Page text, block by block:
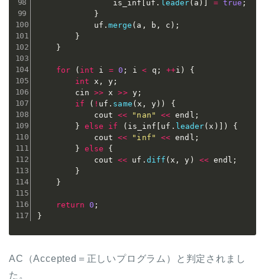
				is_inf
uf . leader( a ) = true ;
}
			uf
. merge ( a , b , c ) ;
}
}
for ( int i = 0 ; i < q ; ++i )
{
int x , y ;
		cin
>> x >> y;
if
( ! uf . same ( x , y ) )
{
			cout
<< "nan" << endl ;
} else if ( is_inf uf . leader(x ) )
{
			cout
<< "inf" << endl ;
} else
{
			cout
<< uf . diff (x , y ) << endl ;
}
}
return 0 ;
}
AC（Accepted＝正しいプログラム）と判定されまし
た。